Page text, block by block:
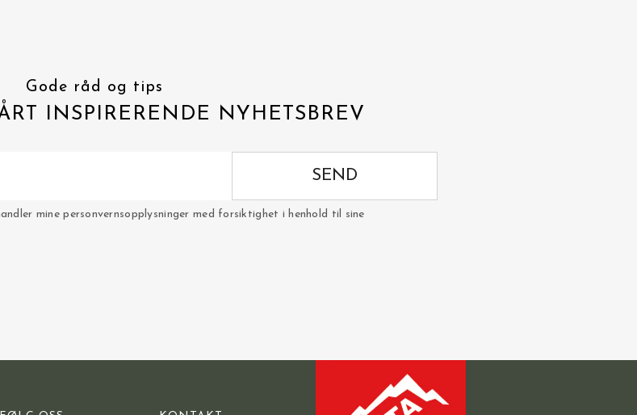
Gode råd og tips
INSPIRERENDE NYHETSBREV
SEND
mine personvernsopplysninger med forsiktighet i henhold til sine